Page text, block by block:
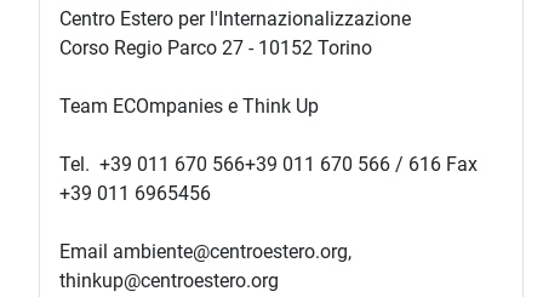
Centro Estero per l'Internazionalizzazione
Corso Regio Parco 27 - 10152 Torino
Team ECOmpanies e Think Up
Tel. +39 011 670 566+39 011 670 566 / 616 Fax
+39 011 6965456
Email ambiente@centroestero.org,
thinkup@centroestero.org